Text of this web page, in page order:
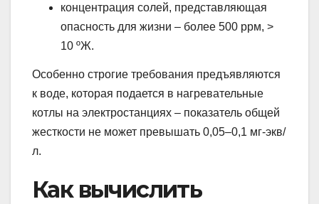
концентрация солей, представляющая
опасность для жизни – более 500 ррм, >
10 ºЖ.
Особенно строгие требования предъявляются
к воде, которая подается в нагревательные
котлы на электростанциях – показатель общей
жесткости не может превышать 0,05–0,1 мг-экв/
л.
Как вычислить